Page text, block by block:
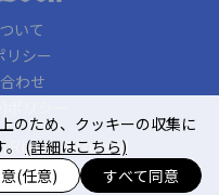
いて
リシー
わせ
Reserved.
のため、クッキーの収集に
(詳細はこちら)
(任意) すべて同意